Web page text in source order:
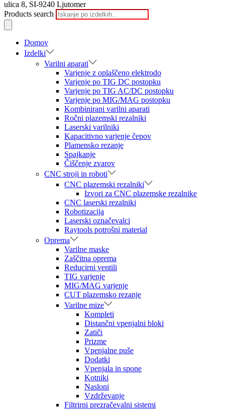
ulica 8, SI-9240 Ljutomer
Products search
Domov
Izdelki
Varilni aparati
Varjenje z oplaščeno elektrodo
Varjenje po TIG DC postopku
Varjenje po TIG AC/DC postopku
Varjenje po MIG/MAG postopku
Kombinirani varilni aparati
Ročni plazemski rezalniki
Laserski varilniki
Kapacitivno varjenje čepov
Plamensko rezanje
Spajkanje
Čiščenje zvarov
CNC stroji in roboti
CNC plazemski rezalniki
Izvori za CNC plazemske rezalnike
CNC laserski rezalniki
Robotizacija
Laserski označevalci
Raytools potrošni material
Oprema
Varilne maske
Zaščitna oprema
Reducirni ventili
TIG varjenje
MIG/MAG varjenje
CUT plazemsko rezanje
Varilne mize
Kompleti
Distančni vpenjalni bloki
Zatiči
Prizme
Vpenjalne puše
Dodatki
Vpenjala in spone
Kotniki
Nasloni
Vzdrževanje
Filtrirni prezračevalni sistemi